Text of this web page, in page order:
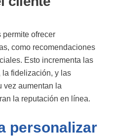
permite ofrecer
como recomendaciones
Esto incrementa las
fidelización, y las
vez aumentan la
la reputación en línea.
personalizar